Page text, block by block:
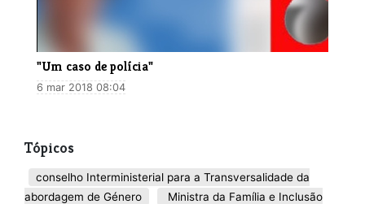
"Um caso de polícia"
6 mar 2018 08:04
Tópicos
conselho Interministerial para a Transversalidade da
abordagem de Género
Ministra da Família e Inclusão